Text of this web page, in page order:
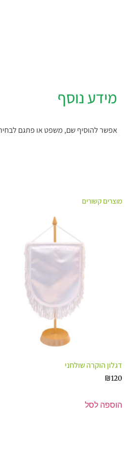
מידע נוסף
אפשר להוסיף שם, משפט או פתגם
מוצרים קשורים
דגלון הוקרה שולחני
₪120
הוספה לסל